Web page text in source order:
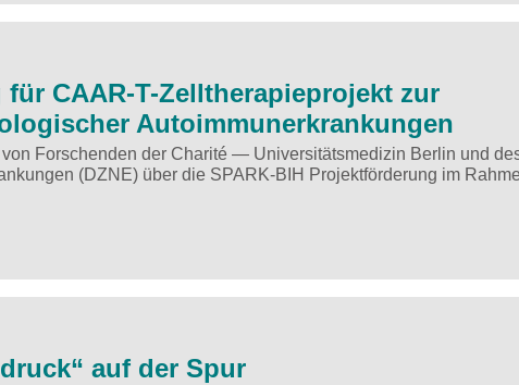
CAAR-T-Zelltherapieprojekt zur
Autoimmunerkrankungen
Forschenden der Charité — Universitätsmedizin Berlin und
(DZNE) über die SPARK-BIH Projektförderung im
auf der Spur